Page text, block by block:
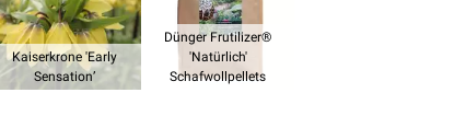
Kaiserkrone 'Early
Sensation’
Dünger Frutilizer®
'Natürlich'
Schafwollpellets